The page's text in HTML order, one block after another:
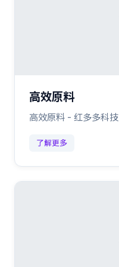
高效原料
高效原料 - 红多多科技
了解更多